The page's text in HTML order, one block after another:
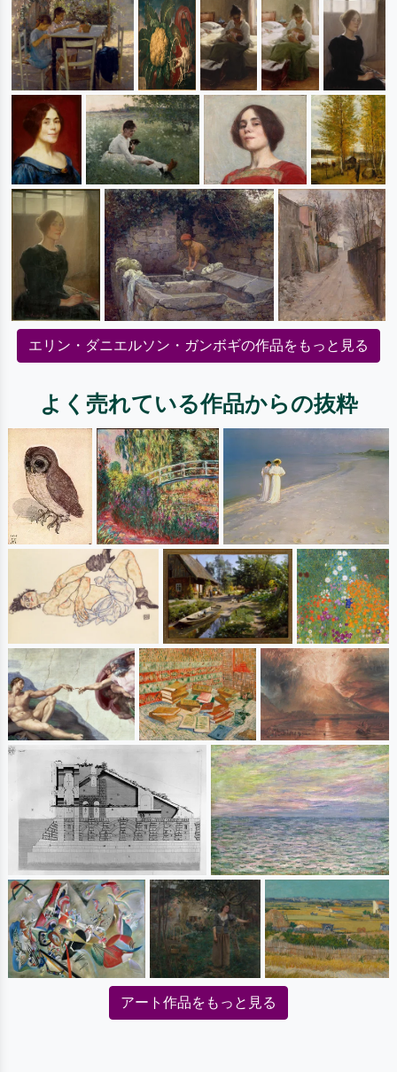
エリン・ダニエルソン・ガンボギの作品をもっと見る
よく売れている作品からの抜粋
アート作品をもっと見る